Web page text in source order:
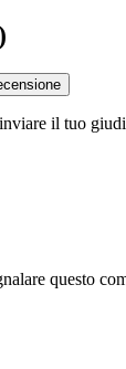
il tuo
questo